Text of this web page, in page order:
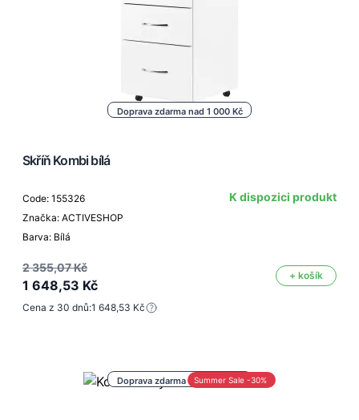
Doprava zdarma nad 1 000 Kč
Skříň Kombi bílá
Code: 155326
Značka: ACTIVESHOP
Barva: Bílá
K dispozici produkt
2 355,07 Kč
1 648,53 Kč
+ košík
Cena z 30 dnů:1 648,53 Kč
Doprava zdarma nad 1 000 Kč
Summer Sale -30%